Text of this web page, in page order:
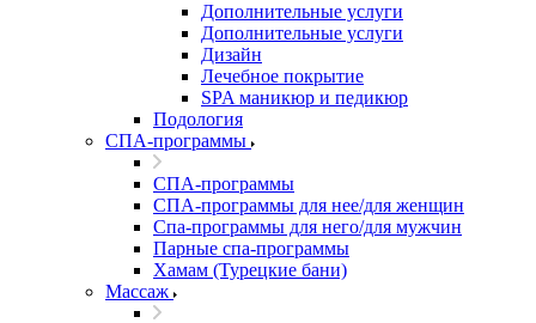
Дополнительные услуги
Дополнительные услуги
Дизайн
Лечебное покрытие
SPA маникюр и педикюр
Подология
СПА-программы
СПА-программы
СПА-программы для нее/для женщин
Спа-программы для него/для мужчин
Парные спа-программы
Хамам (Турецкие бани)
Массаж